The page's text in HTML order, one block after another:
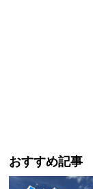
おすすめ記事